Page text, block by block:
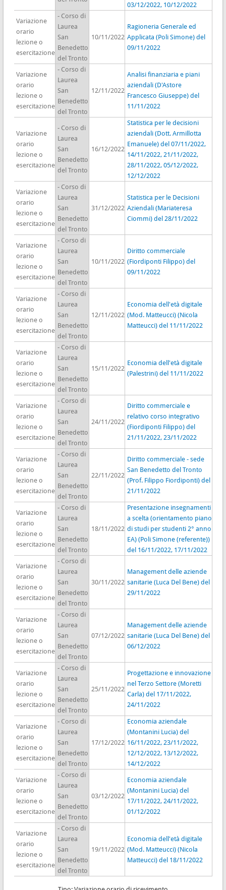
03/12/2022, 10/12/2022
Variazione
orario
lezione o
esercitazione
- Corso di
Laurea
San
Benedetto
del Tronto
10/11/2022
Ragioneria Generale ed
Applicata (Poli Simone) del
09/11/2022
Variazione
orario
lezione o
esercitazione
- Corso di
Laurea
San
Benedetto
del Tronto
12/11/2022
Analisi finanziaria e piani
aziendali (D'Astore
Francesco Giuseppe) del
11/11/2022
Variazione
orario
lezione o
esercitazione
- Corso di
Laurea
San
Benedetto
del Tronto
16/12/2022
Statistica per le decisioni
aziendali (Dott. Armillotta
Emanuele) del 07/11/2022,
14/11/2022, 21/11/2022,
28/11/2022, 05/12/2022,
12/12/2022
Variazione
orario
lezione o
esercitazione
- Corso di
Laurea
San
Benedetto
del Tronto
31/12/2022
Statistica per le Decisioni
Aziendali (Mariateresa
Ciommi) del 28/11/2022
Variazione
orario
lezione o
esercitazione
- Corso di
Laurea
San
Benedetto
del Tronto
10/11/2022
Diritto commerciale
(Fiordiponti Filippo) del
09/11/2022
Variazione
orario
lezione o
esercitazione
- Corso di
Laurea
San
Benedetto
del Tronto
12/11/2022
Economia dell'età digitale
(Mod. Matteucci) (Nicola
Matteucci) del 11/11/2022
Variazione
orario
lezione o
esercitazione
- Corso di
Laurea
San
Benedetto
del Tronto
15/11/2022
Economia dell'età digitale
(Palestrini) del 11/11/2022
Variazione
orario
lezione o
esercitazione
- Corso di
Laurea
San
Benedetto
del Tronto
24/11/2022
Diritto commerciale e
relativo corso integrativo
(Fiordiponti Filippo) del
21/11/2022, 23/11/2022
Variazione
orario
lezione o
esercitazione
- Corso di
Laurea
San
Benedetto
del Tronto
22/11/2022
Diritto commerciale - sede
San Benedetto del Tronto
(Prof. Filippo Fiordiponti) del
21/11/2022
Variazione
orario
lezione o
esercitazione
- Corso di
Laurea
San
Benedetto
del Tronto
18/11/2022
Presentazione insegnamenti
a scelta (orientamento piano
di studi per studenti 2° anno
EA) (Poli Simone (referente))
del 16/11/2022, 17/11/2022
Variazione
orario
lezione o
esercitazione
- Corso di
Laurea
San
Benedetto
del Tronto
30/11/2022
Management delle aziende
sanitarie (Luca Del Bene) del
29/11/2022
Variazione
orario
lezione o
esercitazione
- Corso di
Laurea
San
Benedetto
del Tronto
07/12/2022
Management delle aziende
sanitarie (Luca Del Bene) del
06/12/2022
Variazione
orario
lezione o
esercitazione
- Corso di
Laurea
San
Benedetto
del Tronto
25/11/2022
Progettazione e innovazione
nel Terzo Settore (Moretti
Carla) del 17/11/2022,
24/11/2022
Variazione
orario
lezione o
esercitazione
- Corso di
Laurea
San
Benedetto
del Tronto
17/12/2022
Economia aziendale
(Montanini Lucia) del
16/11/2022, 23/11/2022,
12/12/2022, 13/12/2022,
14/12/2022
Variazione
orario
lezione o
esercitazione
- Corso di
Laurea
San
Benedetto
del Tronto
03/12/2022
Economia aziendale
(Montanini Lucia) del
17/11/2022, 24/11/2022,
01/12/2022
Variazione
orario
lezione o
esercitazione
- Corso di
Laurea
San
Benedetto
del Tronto
19/11/2022
Economia dell'età digitale
(Mod. Matteucci) (Nicola
Matteucci) del 18/11/2022